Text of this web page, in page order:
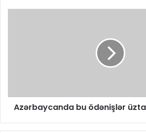
Azərbaycanda bu ödənişlər